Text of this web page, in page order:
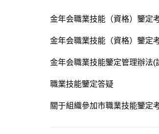
金年会職業技能（資格）鑒定
金年会職業技能（資格）鑒定
金年会職業技能鑒定管理辦法(
職業技能鑒定答疑
關于組織參加市職業技能鑒定